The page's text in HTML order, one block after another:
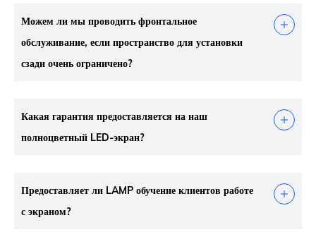
Можем ли мы проводить фронтальное
обслуживание, если пространство для установки
сзади очень ограничено?
Какая гарантия предоставляется на наш
полноцветный LED-экран?
Предоставляет ли LAMP обучение клиентов работе
с экраном?